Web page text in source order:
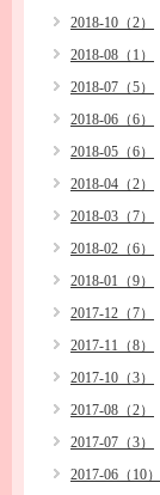
2018-10（2）
2018-08（1）
2018-07（5）
2018-06（6）
2018-05（6）
2018-04（2）
2018-03（7）
2018-02（6）
2018-01（9）
2017-12（7）
2017-11（8）
2017-10（3）
2017-08（2）
2017-07（3）
2017-06（10）